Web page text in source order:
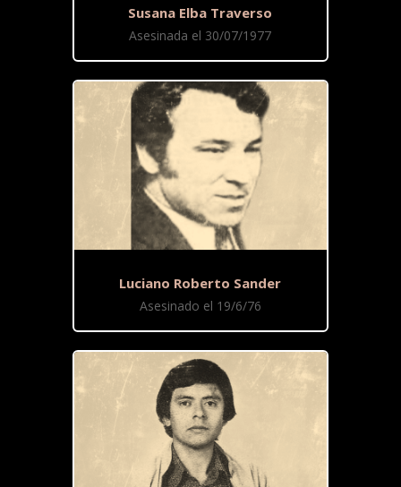
Susana Elba Traverso
Asesinada el 30/07/1977
Luciano Roberto Sander
Asesinado el 19/6/76